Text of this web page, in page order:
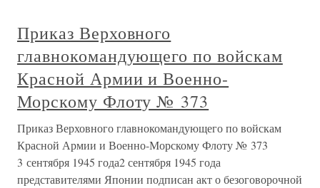
Приказ Верховного
главнокомандующего по войскам
Красной Армии и Военно-
Морскому Флоту № 373
Приказ Верховного главнокомандующего по войскам
Красной Армии и Военно-Морскому Флоту № 373
3 сентября 1945 года2 сентября 1945 года
представителями Японии подписан акт о безоговорочной